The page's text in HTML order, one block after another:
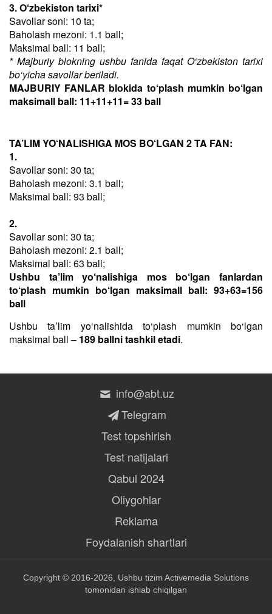
3. O‘zbekiston tarixi*
Savollar soni: 10 ta;
Baholash mezoni: 1.1 ball;
Maksimal ball: 11 ball;
* Majburiy blokning ushbu fanida faqat O‘zbekiston tarixi
bo‘yicha savollar beriladi.
MAJBURIY FANLAR blokida to‘plash mumkin bo‘lgan
maksimall ball: 11+11+11= 33 ball
TA’LIM YO‘NALISHIGA MOS BO‘LGAN 2 TA FAN:
1.
Savollar soni: 30 ta;
Baholash mezoni: 3.1 ball;
Maksimal ball: 93 ball;
2.
Savollar soni: 30 ta;
Baholash mezoni: 2.1 ball;
Maksimal ball: 63 ball;
Ushbu ta’lim yo‘nalishiga mos bo‘lgan fanlardan
to‘plash mumkin bo‘lgan maksimall ball: 93+63=156
ball
Ushbu taʼlim yo‘nalishida to‘plash mumkin bo‘lgan
maksimal ball – 189 ballni tashkil etadi.
info@abt.uz
Telegram
Test topshirish
Test natijalari
Qabul 2024
Oliygohlar
Reklama
Foydalanish shartlari
Copyright © 2016-2026, Ushbu tizim Activemedia Solutions
tomonidan ishlab chiqilgan